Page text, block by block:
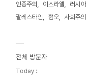
인종주의
이스라엘 러시아
팔레스타인
혐오 사회주의
전체 방문자
Today :